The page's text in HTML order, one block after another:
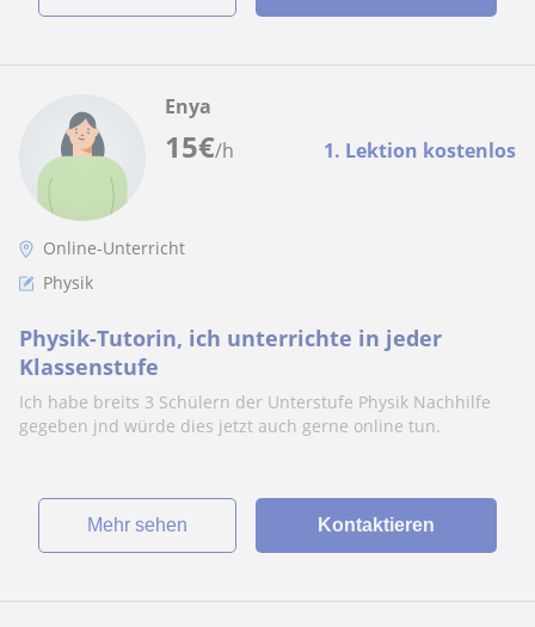
15€/h 1. Lektion kostenlos
Enya
Online-Unterricht
Physik
Physik-Tutorin, ich unterrichte in jeder
Klassenstufe
Ich habe breits 3 Schülern der Unterstufe Physik Nachhilfe
gegeben jnd würde dies jetzt auch gerne online tun.
Mehr sehen Kontaktieren